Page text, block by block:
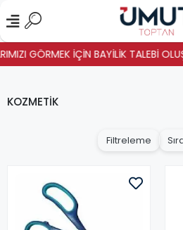
GÖRMEK İÇİN BAYİLİK TALEBİ
KOZMETİK
Filtreleme